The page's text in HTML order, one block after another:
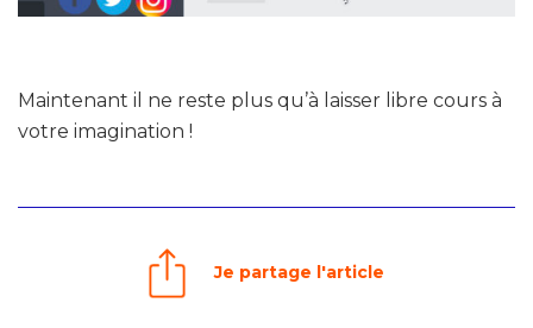
Maintenant il ne reste plus qu’à laisser libre cours à
votre imagination !
Je partage l'article